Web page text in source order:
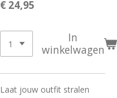
€ 24,95
In
winkelwagen
Laat jouw outfit stralen